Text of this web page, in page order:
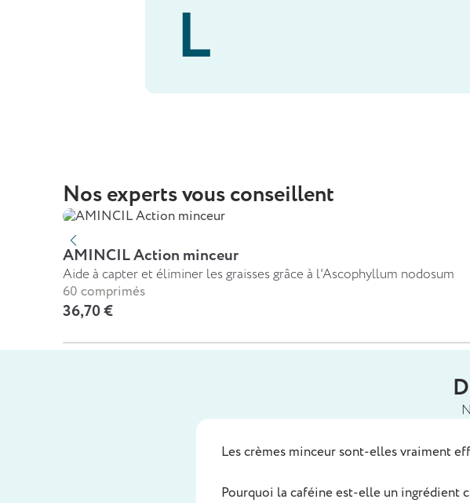
Nos experts vous conseillent
AMINCIL Action minceur
Aide à capter et éliminer les graisses grâce à l'Ascophyllum nodosum
60 comprimés
36,70 €
Les crèmes minceur sont-elles vraiment
Pourquoi la caféine est-elle un ingrédient